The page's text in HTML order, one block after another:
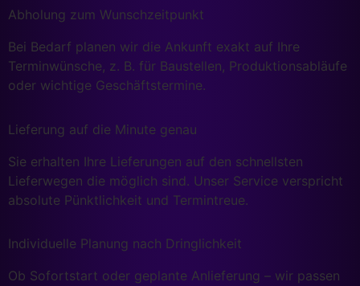
Abholung zum Wunschzeitpunkt
Bei Bedarf planen wir die Ankunft exakt auf Ihre
Terminwünsche, z. B. für Baustellen, Produktionsabläufe
oder wichtige Geschäftstermine.
Lieferung auf die Minute genau
Sie erhalten Ihre Lieferungen auf den schnellsten
Lieferwegen die möglich sind. Unser Service verspricht
absolute Pünktlichkeit und Termintreue.
Individuelle Planung nach Dringlichkeit
Ob Sofortstart oder geplante Anlieferung – wir passen